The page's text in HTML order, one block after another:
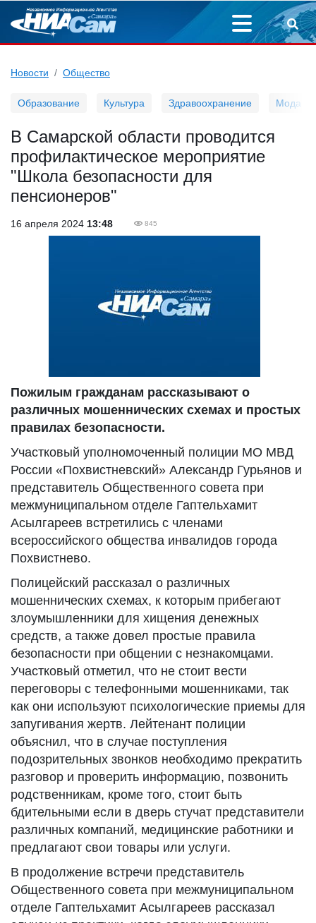
Новости Общество
Образование Культура Здравоохранение Мода
В Самарской области проводится
профилактическое мероприятие
"Школа безопасности для
пенсионеров"
16 апреля 2024 13:48 845
Пожилым гражданам рассказывают о
различных мошеннических схемах и простых
правилах безопасности.
Участковый уполномоченный полиции МО МВД
России «Похвистневский» Александр Гурьянов и
представитель Общественного совета при
межмуниципальном отделе Гаптельхамит
Асылгареев встретились с членами
всероссийского общества инвалидов города
Похвистнево.
Полицейский рассказал о различных
мошеннических схемах, к которым прибегают
злоумышленники для хищения денежных
средств, а также довел простые правила
безопасности при общении с незнакомцами.
Участковый отметил, что не стоит вести
переговоры с телефонными мошенниками, так
как они используют психологические приемы для
запугивания жертв. Лейтенант полиции
объяснил, что в случае поступления
подозрительных звонков необходимо прекратить
разговор и проверить информацию, позвонить
родственникам, кроме того, стоит быть
бдительными если в дверь стучат представители
различных компаний, медицинские работники и
предлагают свои товары или услуги.
В продолжение встречи представитель
Общественного совета при межмуниципальном
отделе Гаптельхамит Асылгареев рассказал